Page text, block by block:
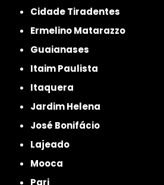
Cidade Tiradentes
Ermelino Matarazzo
Guaianases
Itaim Paulista
Itaquera
Jardim Helena
José Bonifácio
Lajeado
Mooca
Pari